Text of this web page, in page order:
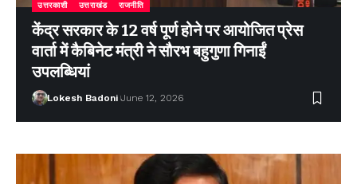
उत्तरकाशी उत्तराखंड राजनीति
केंद्र सरकार के 12 वर्ष पूर्ण होने पर आयोजित प्रेस
वार्ता में कैबिनेट मंत्री ने सौरभ बहुगुणा गिनाईं
उपलब्धियां
Lokesh Badoni June 12, 2026